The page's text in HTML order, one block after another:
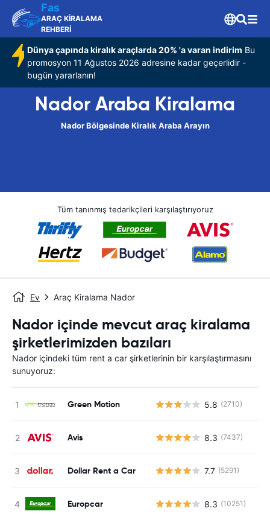
Fas
ARAÇ KİRALAMA
REHBERİ
Dünya çapında kiralık araçlarda 20% 'a varan indirim Bu
promosyon 11 Ağustos 2026 adresine kadar geçerlidir -
bugün yararlanın!
Nador Araba Kiralama
Nador Bölgesinde Kiralık Araba Arayın
Tüm tanınmış tedarikçileri karşılaştırıyoruz
Ev Araç Kiralama Nador
Nador içinde mevcut araç kiralama
şirketlerimizden bazıları
Nador içindeki tüm rent a car şirketlerinin bir karşılaştırmasını
sunuyoruz:
Green Motion 5.8 (2710)
Avis 8.3 (7437)
Dollar Rent a Car 7.7 (5291)
Europcar 8.3 (10251)